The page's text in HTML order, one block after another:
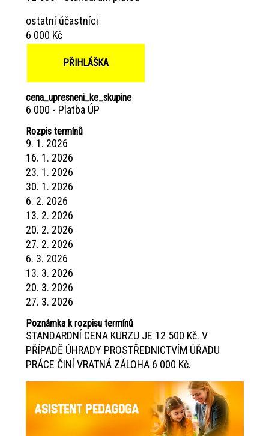
ostatní účastníci
6 000 Kč
PŘIHLÁŠKA
cena_upresneni_ke_skupine
6 000 - Platba ÚP
Rozpis termínů
9. 1. 2026
16. 1. 2026
23. 1. 2026
30. 1. 2026
6. 2. 2026
13. 2. 2026
20. 2. 2026
27. 2. 2026
6. 3. 2026
13. 3. 2026
20. 3. 2026
27. 3. 2026
Poznámka k rozpisu termínů
STANDARDNÍ CENA KURZU JE 12 500 Kč. V
PŘÍPADĚ ÚHRADY PROSTŘEDNICTVÍM ÚŘADU
PRÁCE ČINÍ VRATNÁ ZÁLOHA 6 000 Kč.